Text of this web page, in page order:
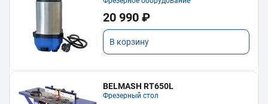
20 990 ₽
В корзину
BELMASH RT650L
Фрезерный стол